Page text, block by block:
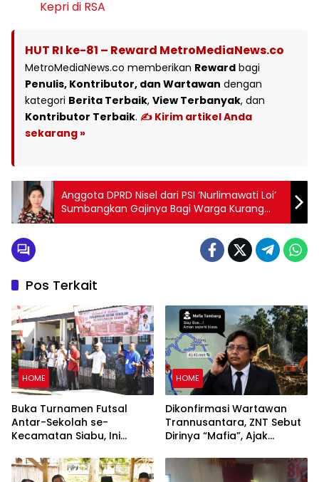
Kepri di RSA
HUT RI ke-81 – Reward MetroMediaNews.co
MetroMediaNews.co memberikan Reward bagi
Penulis, Kontributor, dan Wartawan dengan
kategori Berita Terbaik, View Terbanyak, dan
Kontributor Terbaik. ✍️ Kirim artikel Anda
sekarang »
Anggota DPRD Nisel dari PSI ‘Nurlimawati Loi’
Sumbangkan Gajinya Bagi Warga Kurang
Mampu
Pos Terkait
HOME
Buka Turnamen Futsal
Antar-Sekolah se-
Kecamatan Siabu, Ini
HOME
Dikonfirmasi Wartawan
Trannusantara, ZNT Sebut
Dirinya “Mafia”, Ajak
Klarifikasi Dugaan PETI